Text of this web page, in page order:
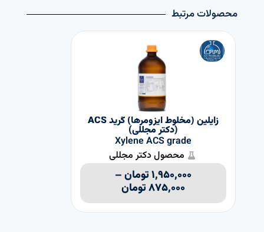
محصولات مرتبط
زايلین (مخلوط ايزومرها) گرید ACS
(دکتر مجللی)
Xylene ACS grade
محصول دکتر مجللی
۱,۹۵۰,۰۰۰تومان–
۸۷۵,۰۰۰تومان